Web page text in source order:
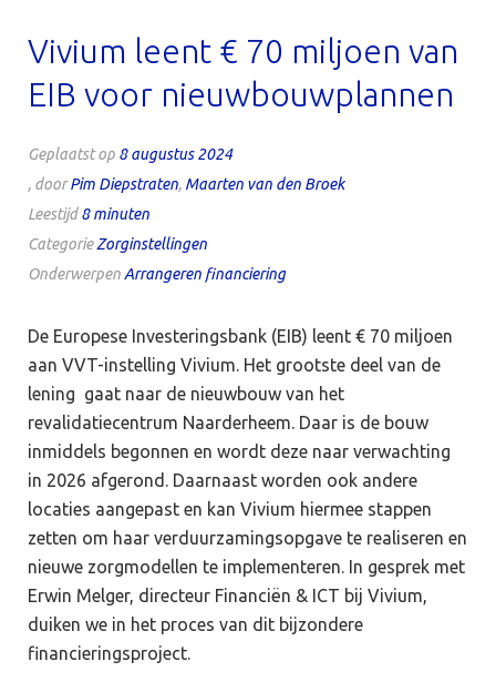
Vivium leent € 70 miljoen van
EIB voor nieuwbouwplannen
Geplaatst op 8 augustus 2024
, doorPim Diepstraten, Maarten van den Broek
Leestijd8minuten
CategorieZorginstellingen
OnderwerpenArrangeren financiering
De Europese Investeringsbank (EIB) leent € 70 miljoen
aan VVT-instelling Vivium. Het grootste deel van de
lening gaat naar de nieuwbouw van het
revalidatiecentrum Naarderheem. Daar is de bouw
inmiddels begonnen en wordt deze naar verwachting
in 2026 afgerond. Daarnaast worden ook andere
locaties aangepast en kan Vivium hiermee stappen
zetten om haar verduurzamingsopgave te realiseren en
nieuwe zorgmodellen te implementeren. In gesprek met
Erwin Melger, directeur Financiën & ICT bij Vivium,
duiken we in het proces van dit bijzondere
financieringsproject.